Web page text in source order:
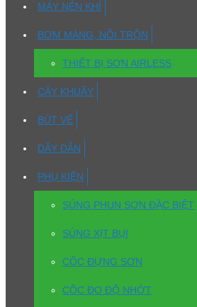
MÁY NÉN KHÍ
BƠM MÀNG, NỒI TRỘN
THIẾT BỊ SƠN AIRLESS
CÂY KHUẤY
BÚT VẼ
DÂY DẪN
PHỤ KIỆN
SÚNG PHUN SƠN ĐẶC BIỆT
SÚNG XỊT BỤI
CỐC ĐỰNG SƠN
CỐC ĐO ĐỘ NHỚT